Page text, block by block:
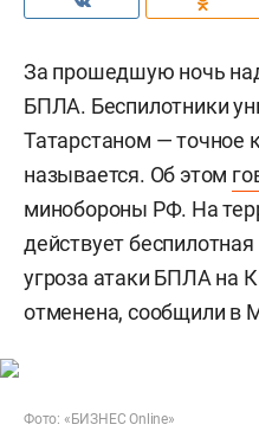
За прошедшую ночь
БПЛА. Беспилотники
Татарстаном — точное
называется. Об этом
минобороны РФ. На
действует
угроза атаки БПЛА на
отменена, сообщили в
Фото: «БИЗНЕС Online»